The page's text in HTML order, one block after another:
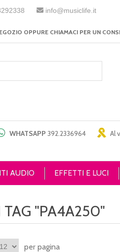
info@musiclife.it
OPPURE CHIAMACI PER UN
WHATSAPP 392.2336964 Al
AUDIO EFFETTI E LUCI
TAG "PA4A250"
per pagina